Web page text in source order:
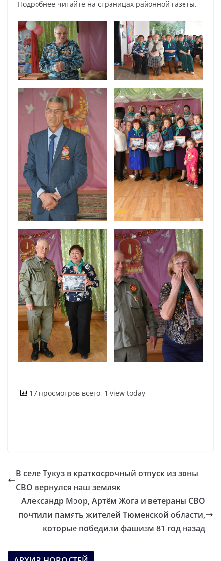
Подробнее читайте на страницах районной газеты.
17 просмотров всего, 1 view today
В селе Тукуз в краткосрочный отпуск из зоны
СВО вернулся наш земляк
Александр Моор, Артём Жога и ветераны СВО
почтили память жителей Тюменской области,
которые победили фашизм 81 год назад